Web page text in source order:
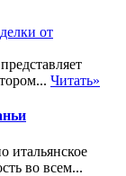
Читать»
итальянское
во всем...